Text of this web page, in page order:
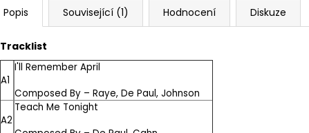
Popis Související (1) Hodnocení Diskuze
Tracklist
A1
I'll Remember April
Composed By – Raye, De Paul, Johnson
A2
Teach Me Tonight